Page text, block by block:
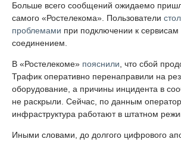
Больше всего сообщений ожидаемо
самого «Ростелекома». Пользователи
проблемами при подключении к
соединением.
В «Ростелекоме» пояснили, что сбой
Трафик оперативно перенаправили на
оборудование, а причины инцидента в
не раскрыли. Сейчас, по данным
инфраструктура работают в штатном
Иными словами, до долгого цифрового